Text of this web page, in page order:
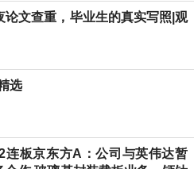
论文查重，毕业生的真实写照|观
选
连板京东方A：公司与英伟达暂